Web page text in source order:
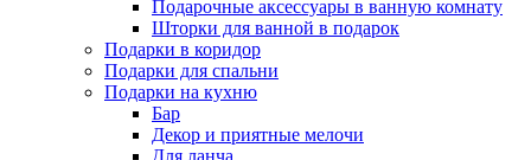
Подарочные аксессуары в ванную комнату
Шторки для ванной в подарок
Подарки в коридор
Подарки для спальни
Подарки на кухню
Бар
Декор и приятные мелочи
Для ланча